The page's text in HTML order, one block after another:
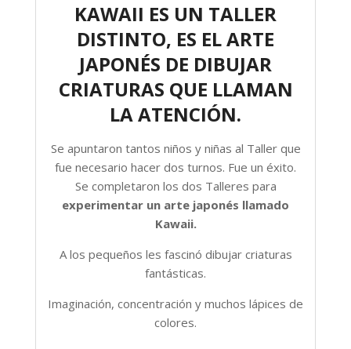
KAWAII ES UN TALLER
DISTINTO, ES EL ARTE
JAPONÉS DE DIBUJAR
CRIATURAS QUE LLAMAN
LA ATENCIÓN.
Se apuntaron tantos niños y niñas al Taller que
fue necesario hacer dos turnos. Fue un éxito.
Se completaron los dos Talleres para
experimentar un arte japonés llamado
Kawaii.
A los pequeños les fascinó dibujar criaturas
fantásticas.
Imaginación, concentración y muchos lápices de
colores.